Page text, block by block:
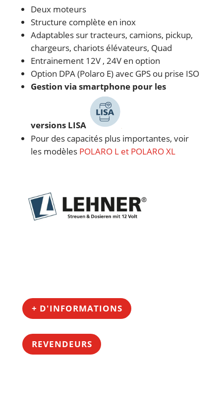
Deux moteurs
Structure complète en inox
Adaptables sur tracteurs, camions, pickup,
chargeurs, chariots élévateurs, Quad
Entrainement 12V , 24V en option
Option DPA (Polaro E) avec GPS ou prise ISO
Gestion via smartphone pour les
versions LISA
Pour des capacités plus importantes, voir
les modèles POLARO L et POLARO XL
+ D'INFORMATIONS
REVENDEURS